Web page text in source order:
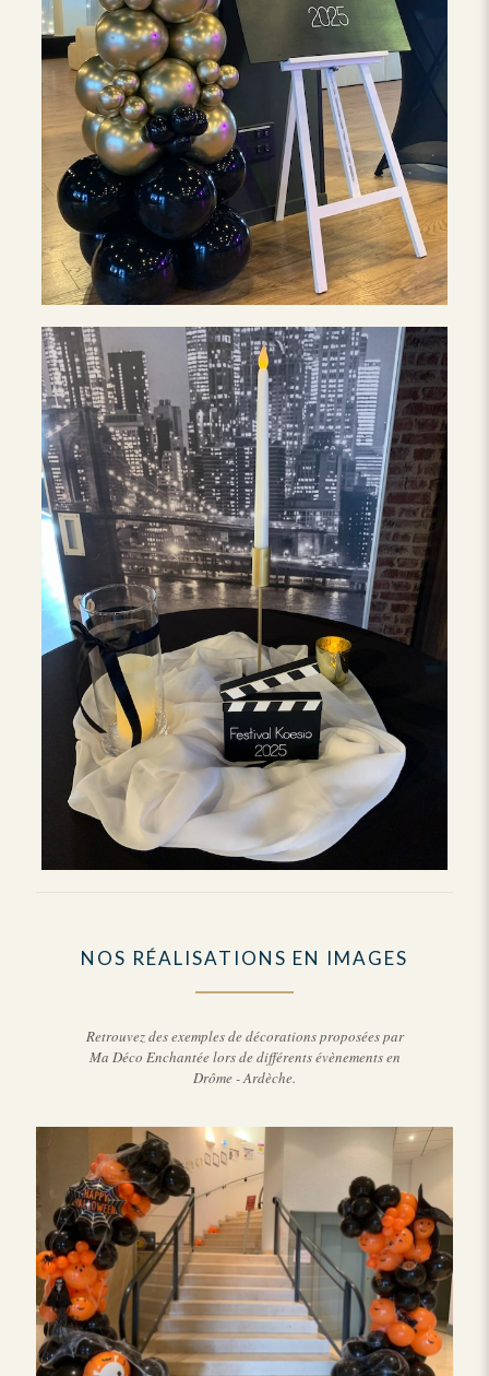
NOS RÉALISATIONS EN IMAGES
Retrouvez des exemples de décorations proposées par
Ma Déco Enchantée lors de différents évènements en
Drôme - Ardèche.